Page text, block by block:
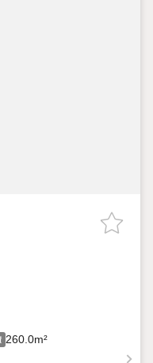
260.0m²